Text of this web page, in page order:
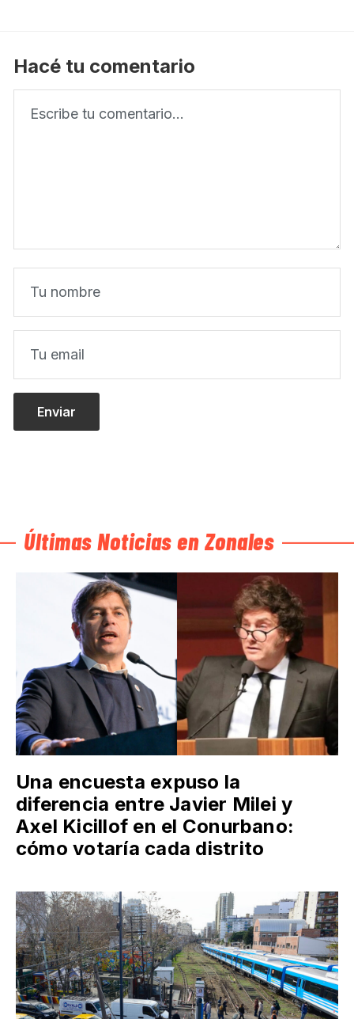
Hacé tu comentario
Últimas Noticias en Zonales
Una encuesta expuso la
diferencia entre Javier Milei y
Axel Kicillof en el Conurbano:
cómo votaría cada distrito